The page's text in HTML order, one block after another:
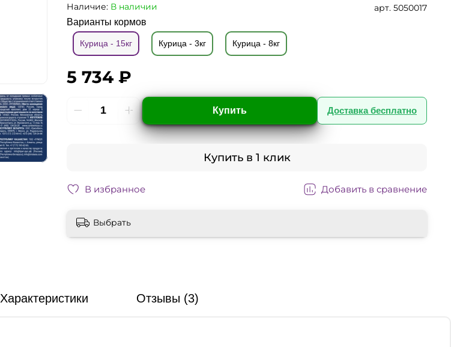
арт. 5050017
Наличие: В наличии
Варианты кормов
Курица - 15кг Курица - 3кг Курица - 8кг
5 734 ₽
Купить Доставка бесплатно
Купить в 1 клик
В избранное Добавить в сравнение
Выбрать
Характеристики Отзывы (3)